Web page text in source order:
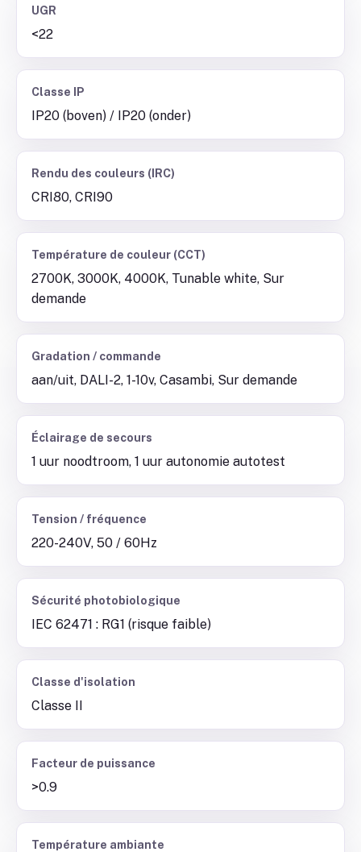
UGR
<22
Classe IP
IP20 (boven) / IP20 (onder)
Rendu des couleurs (IRC)
CRI80, CRI90
Température de couleur (CCT)
2700K, 3000K, 4000K, Tunable white, Sur
demande
Gradation / commande
aan/uit, DALI-2, 1-10v, Casambi, Sur demande
Éclairage de secours
1 uur noodtroom, 1 uur autonomie autotest
Tension / fréquence
220-240V, 50 / 60Hz
Sécurité photobiologique
IEC 62471 : RG1 (risque faible)
Classe d'isolation
Classe II
Facteur de puissance
>0.9
Température ambiante